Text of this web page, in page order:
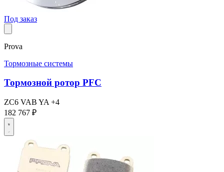
Под заказ
Prova
Тормозные системы
Тормозной ротор PFC
ZC6 VAB YA +4
182 767 ₽